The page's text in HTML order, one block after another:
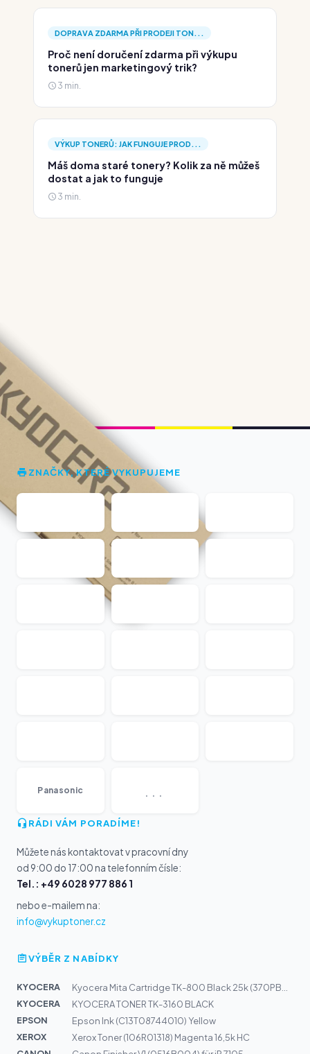
DOPRAVA ZDARMA PŘI PRODEJI TON...
Proč není doručení zdarma při výkupu
tonerů jen marketingový trik?
3 min.
VÝKUP TONERŮ: JAK FUNGUJE PROD...
Máš doma staré tonery? Kolik za ně můžeš
dostat a jak to funguje
3 min.
ZNAČKY, KTERÉ VYKUPUJEME
Panasonic
RÁDI VÁM PORADÍME!
Můžete nás kontaktovat v pracovní dny
od 9:00 do 17:00 na telefonním čísle:
Tel.: +49 6028 977 886 1
nebo e-mailem na:
info@vykuptoner.cz
VÝBĚR Z NABÍDKY
KYOCERA
KYOCERA
KYOCERA TONER TK-3160 BLACK
EPSON
Epson Ink (C13T08744010) Yellow
XEROX
Xerox Toner (106R01318) Magenta 16,5k HC